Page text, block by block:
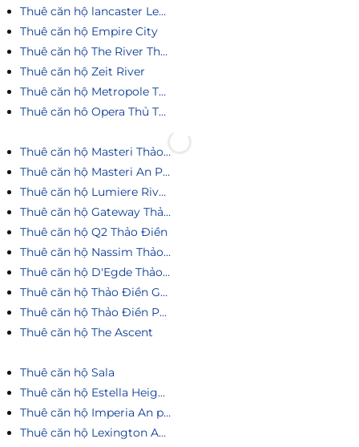
Thuê căn hộ lancaster Legacy
Thuê căn hộ Empire City
Thuê căn hộ The River Thủ Thiêm
Thuê căn hộ Zeit River
Thuê căn hộ Metropole Thủ Thiêm
Thuê căn hô Opera Thủ Thiêm
Thuê căn hộ Masteri Thảo Điền
Thuê căn hộ Masteri An Phú
Thuê căn hộ Lumiere Riverside
Thuê căn hộ Gateway Thảo Điền
Thuê căn hộ Q2 Thảo Điền
Thuê căn hộ Nassim Thảo Điền
Thuê căn hộ D'Egde Thảo Điền
Thuê căn hộ Thảo Điền Green
Thuê căn hộ Thảo Điền Pearl
Thuê căn hộ The Ascent
Thuê căn hộ Sala
Thuê căn hộ Estella Heights
Thuê căn hộ Imperia An phú
Thuê căn hộ Lexington An Phú